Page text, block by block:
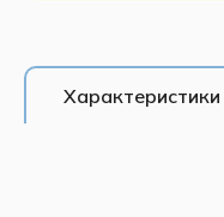
Характеристики